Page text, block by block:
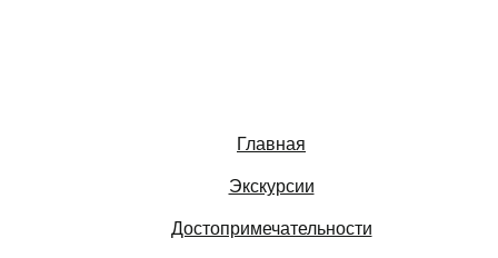
Главная
Экскурсии
Достопримечательности